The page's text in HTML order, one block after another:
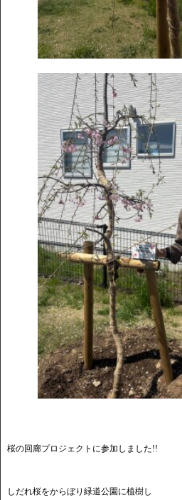
桜の回廊プロジェクトに参加しました!!
しだれ桜をからぼり緑道公園に植樹し